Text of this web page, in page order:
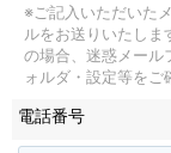
※ご記入いただいた
ルをお送りいたしま
の場合、迷惑メール
ォルダ・設定等をご
電話番号